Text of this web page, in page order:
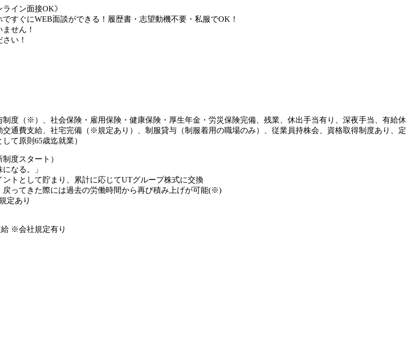
イン面接OK》
すぐにWEB面談ができる！履歴書・志望動機不要・私服でOK！
せん！
い！
制度（※）、社会保険・雇用保険・健康保険・厚生年金・労災保険完備、残業、休出手当有り、深夜手当、有給休
交通費支給、社宅完備（※規定あり）、制服貸与（制服着用の職場のみ）、従業員持株会、資格取得制度あり、定
て原則65歳迄就業）
度スタート）
なる。」
ントとして貯まり、累計に応じてUTグループ株式に交換
戻ってきた際には過去の労働時間から再び積み上げが可能(※)
定あり
給 ※会社規定有り